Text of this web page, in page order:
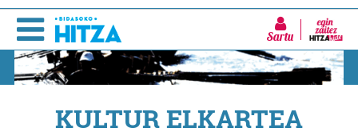
Sartu
KULTUR ELKARTEA